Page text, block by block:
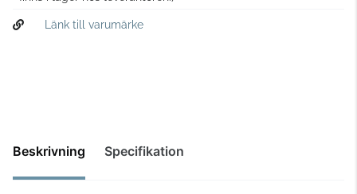
Länk till varumärke
Beskrivning Specifikation